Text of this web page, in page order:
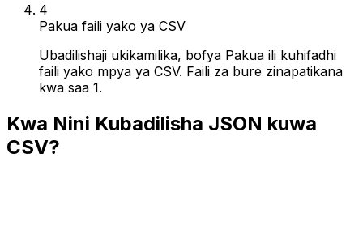
4
Pakua faili yako ya CSV
Ubadilishaji ukikamilika, bofya Pakua ili kuhifadhi
faili yako mpya ya CSV. Faili za bure zinapatikana
kwa saa 1.
Kwa Nini Kubadilisha JSON kuwa
CSV?